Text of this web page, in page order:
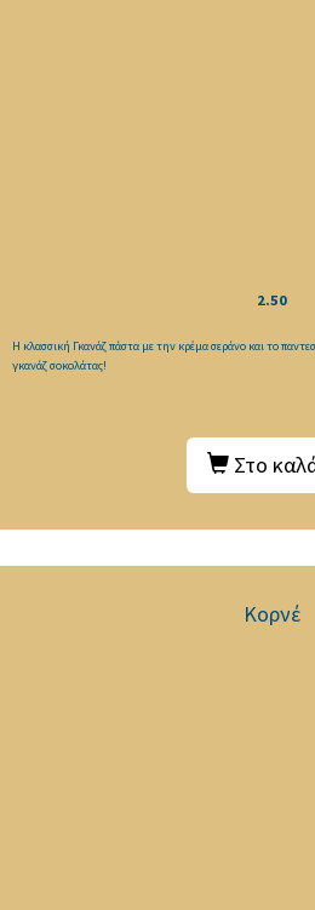
2.50
Η κλασσική Γκανάζ πάστα με την κρέμα σεράνο και το
γκανάζ σοκολάτας!
Στο
Κορνέ